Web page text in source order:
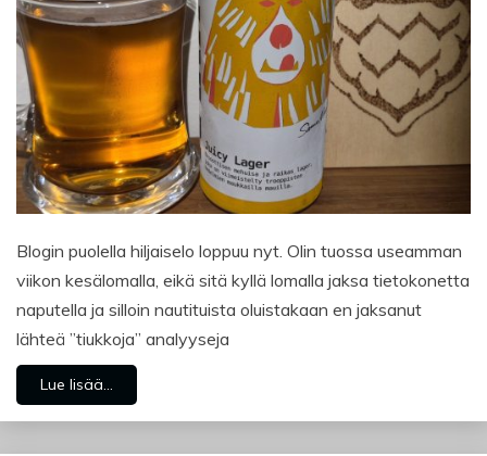
Blogin puolella hiljaiselo loppuu nyt. Olin tuossa useamman
viikon kesälomalla, eikä sitä kyllä lomalla jaksa tietokonetta
naputella ja silloin nautituista oluistakaan en jaksanut
lähteä ”tiukkoja” analyyseja
Lue lisää...